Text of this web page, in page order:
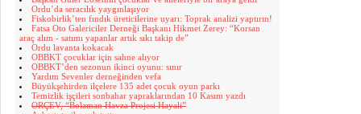
Ordu’da seracılık yaygınlaşıyor
Fiskobirlik’ten fındık üreticilerine uyarı: Toprak analizi yaptırın!
Fatsa Oto Galericiler Derneği Başkanı Hikmet Zerey: “Korsan
araç alım - satımı yapanlar artık sıkı takip de”
Ordu lavanta kokacak
OBBKT çocuklar için sahne alıyor
OBBKT’den sezonun ikinci oyunu: sınır
Yardım Sevenler derneğinden vefa
Büyükşehirden ilçelere 135 adet çocuk oyun parkı
Temizlik işçileri sonbahar yapraklarından 10 Kasım yazdı
ORÇEV, “Bolaman Havza Projesi Hayali”